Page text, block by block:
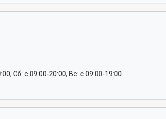
Сб: c 09:00-20:00, Вс: c 09:00-19:00